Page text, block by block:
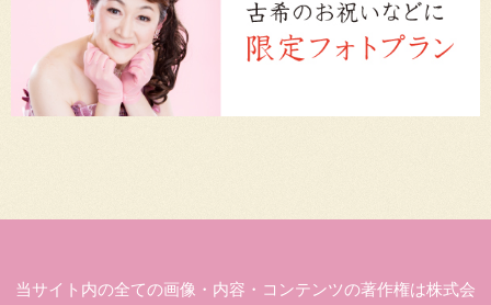
当サイト内の全ての画像・内容・コンテンツの著作権は株式会